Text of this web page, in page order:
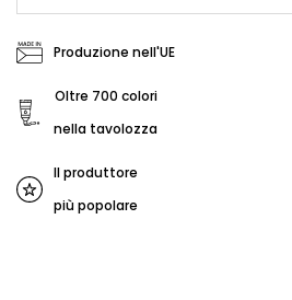
Produzione nell'UE
Oltre 700 colori
nella tavolozza
Il produttore
più popolare